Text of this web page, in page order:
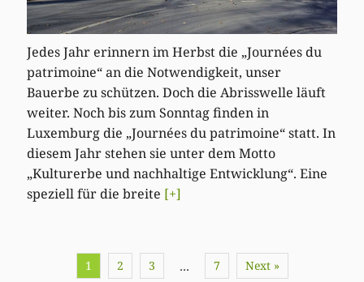
Jedes Jahr erinnern im Herbst die „Journées du
patrimoine“ an die Notwendigkeit, unser
Bauerbe zu schützen. Doch die Abrisswelle läuft
weiter. Noch bis zum Sonntag finden in
Luxemburg die „Journées du patrimoine“ statt. In
diesem Jahr stehen sie unter dem Motto
„Kulturerbe und nachhaltige Entwicklung“. Eine
speziell für die breite [+]
1 2 3 … 7 Next »